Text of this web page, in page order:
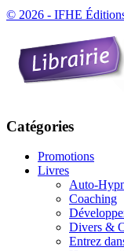
© 2026 - IFHE
Catégories
Promotions
Livres
Auto-
Coaching
Divers &
Entrez